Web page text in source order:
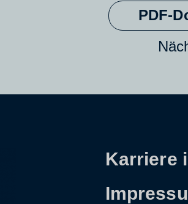
PDF-
Karriere